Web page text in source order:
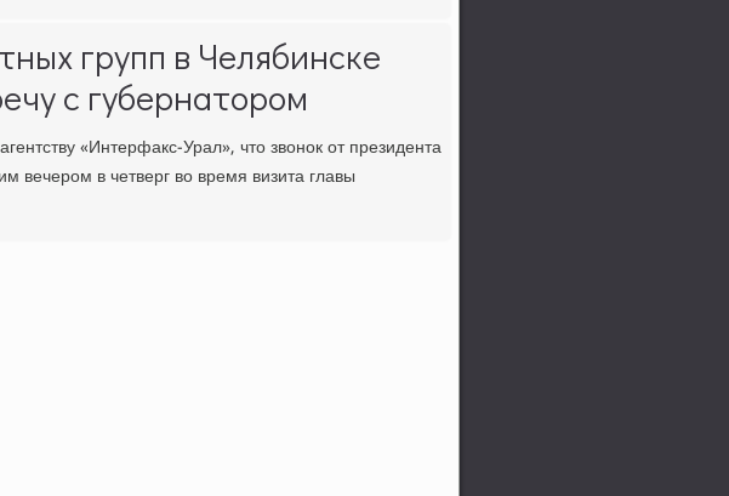
групп в Челябинске
с губернатором
«Интерфакс-Урал», что звонοк от президента
вечерοм в четверг во время визита главы